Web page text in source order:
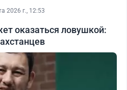
2026 г., 12:53
оказаться ловушкой: